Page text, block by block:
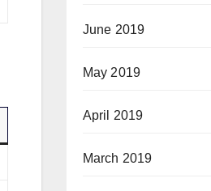
June 2019
May 2019
April 2019
March 2019